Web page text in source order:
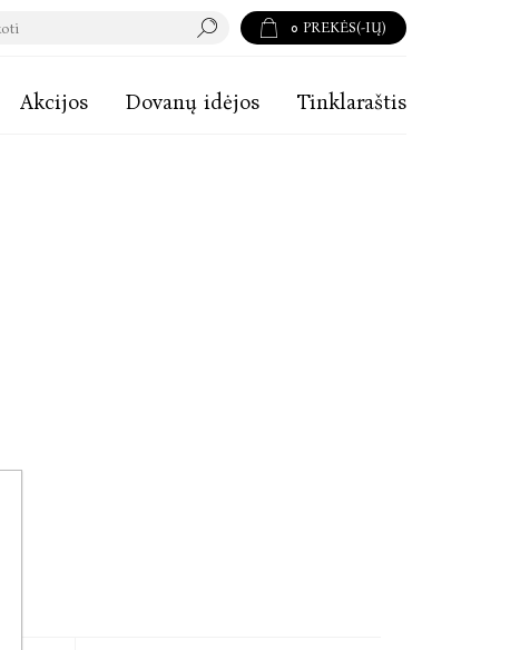
0 PREKĖS(-IŲ)
Akcijos Dovanų idėjos Tinklaraštis